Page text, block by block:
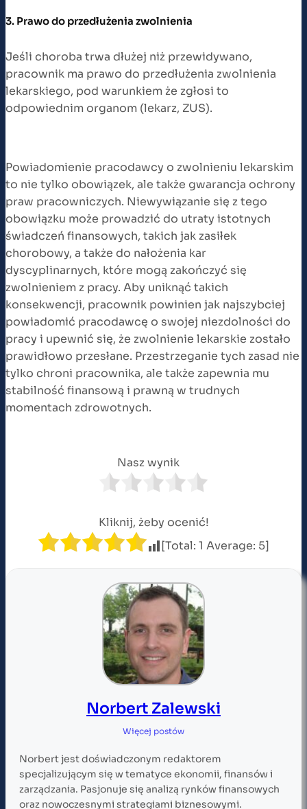
3. Prawo do przedłużenia zwolnienia
Jeśli choroba trwa dłużej niż przewidywano,
pracownik ma prawo do przedłużenia zwolnienia
lekarskiego, pod warunkiem że zgłosi to
odpowiednim organom (lekarz, ZUS).
Powiadomienie pracodawcy o zwolnieniu lekarskim
to nie tylko obowiązek, ale także gwarancja ochrony
praw pracowniczych. Niewywiązanie się z tego
obowiązku może prowadzić do utraty istotnych
świadczeń finansowych, takich jak zasiłek
chorobowy, a także do nałożenia kar
dyscyplinarnych, które mogą zakończyć się
zwolnieniem z pracy. Aby uniknąć takich
konsekwencji, pracownik powinien jak najszybciej
powiadomić pracodawcę o swojej niezdolności do
pracy i upewnić się, że zwolnienie lekarskie zostało
prawidłowo przesłane. Przestrzeganie tych zasad nie
tylko chroni pracownika, ale także zapewnia mu
stabilność finansową i prawną w trudnych
momentach zdrowotnych.
Nasz wynik
Kliknij, żeby ocenić!
[Total: 1 Average: 5]
Norbert Zalewski
Więcej postów
Norbert jest doświadczonym redaktorem
specjalizującym się w tematyce ekonomii, finansów i
zarządzania. Pasjonuje się analizą rynków finansowych
oraz nowoczesnymi strategiami biznesowymi.